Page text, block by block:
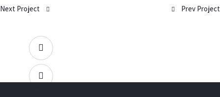
Prev Project
Next Project